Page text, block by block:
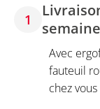
1
semaine
Avec
fauteuil
chez